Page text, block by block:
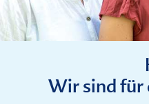
Wir sind für